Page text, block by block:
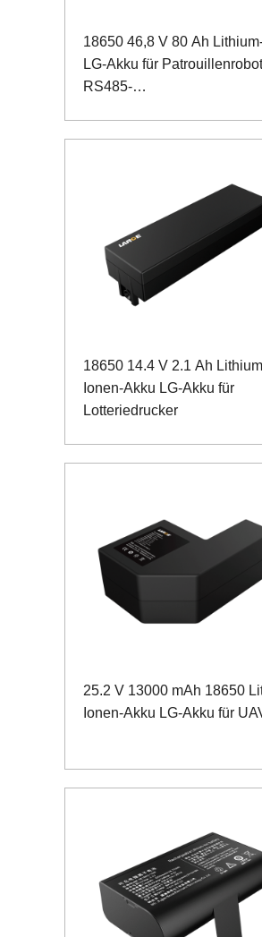
18650 46,8 V 80 Ah
LG-Akku für
RS485-
18650 14.4 V 2.1 Ah
Ionen-Akku LG-Akku für
Lotteriedrucker
25.2 V 13000 mAh 18650
Ionen-Akku LG-Akku für